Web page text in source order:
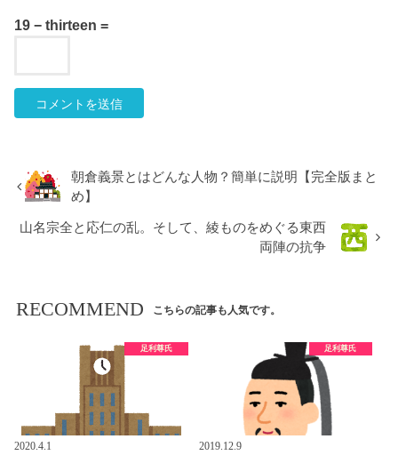
19 − thirteen =
朝倉義景とはどんな人物？簡単に説明【完全版まと
め】
山名宗全と応仁の乱。そして、綾ものをめぐる東西
両陣の抗争
RECOMMEND こちらの記事も人気です。
足利尊氏
2020.4.1
足利尊氏
2019.12.9